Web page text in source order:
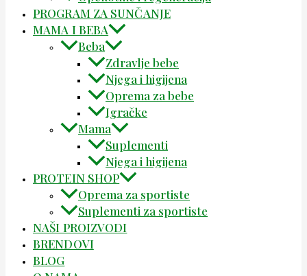
PROGRAM ZA SUNČANJE
MAMA I BEBA
Beba
Zdravlje bebe
Njega i higijena
Oprema za bebe
Igračke
Mama
Suplementi
Njega i higijena
PROTEIN SHOP
Oprema za sportiste
Suplementi za sportiste
NAŠI PROIZVODI
BRENDOVI
BLOG